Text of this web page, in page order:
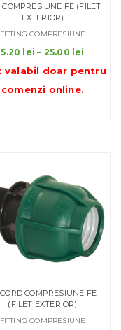
COMPRESIUNE FE (FILET
EXTERIOR)
FITTING COMPRESIUNE
5.20 lei – 25.00 lei
prețuri:
valabil doar pentru
comenzi online.
COMPRESIUNE FE
(FILET EXTERIOR)
FITTING COMPRESIUNE